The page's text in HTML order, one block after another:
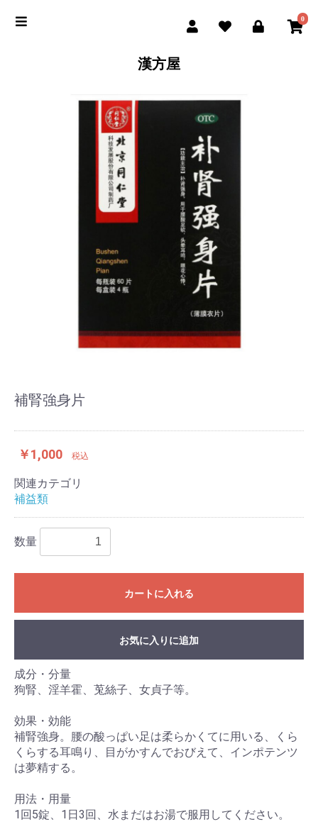
0
漢方屋
補腎強身片
￥1,000 税込
関連カテゴリ
補益類
数量
カートに入れる
お気に入りに追加
成分・分量
狗腎、淫羊霍、莵絲子、女貞子等。
効果・効能
補腎強身。腰の酸っぱい足は柔らかくてに用いる、くら
くらする耳鳴り、目がかすんでおびえて、インポテンツ
は夢精する。
用法・用量
1回5錠、1日3回、水まだはお湯で服用してください。